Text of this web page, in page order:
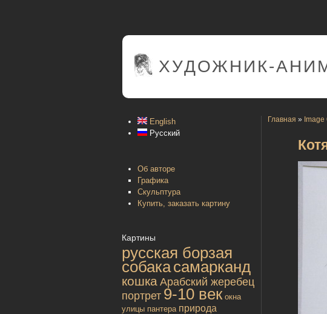
ХУДОЖНИК-
English
Русский
Об авторе
Графика
Скульптура
Купить, заказать картину
Картины
русская борзая
собакасамарканд
кошка Арабский жеребец
портрет 9-10 век окна
улицы пантера природа
Главная » Image